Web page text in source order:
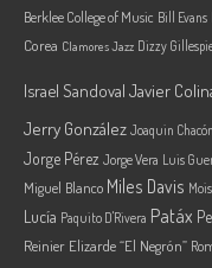
Berklee College of Music Bill Evans
Corea Clamores Jazz Dizzy
Israel Sandoval Javier
Jerry González Joaquin Chacón
Jorge Pérez Jorge Vera Luis
Miguel Blanco Miles Davis
Lucía Paquito D'Rivera Patáx
Reinier Elizarde “El Negrón”